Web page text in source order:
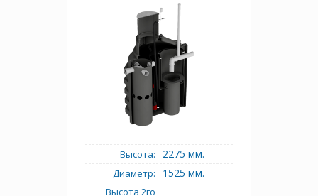
Высота: 2275 мм.
Диаметр: 1525 мм.
Высота 2го